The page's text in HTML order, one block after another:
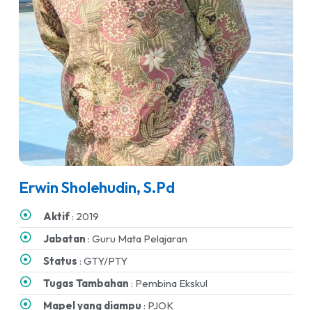
Erwin Sholehudin, S.Pd
Aktif: 2019
Jabatan : Guru Mata Pelajaran
Status : GTY/PTY
Tugas Tambahan : Pembina Ekskul
Mapel yang diampu : PJOK